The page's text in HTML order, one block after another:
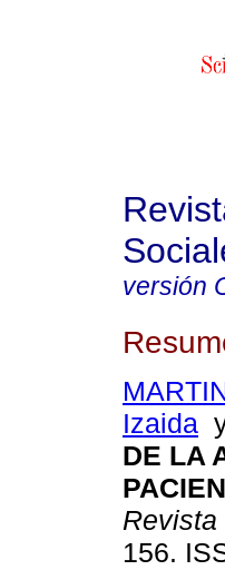
versión
Izaida
DE LA
Revista
156.